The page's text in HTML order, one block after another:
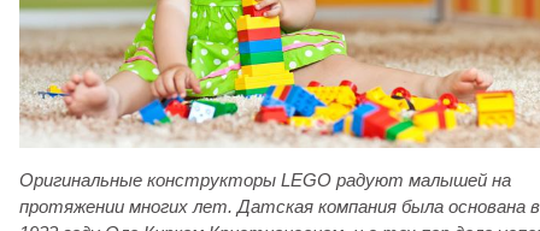
Оригинальные конструкторы LEGO радуют малышей на
протяжении многих лет. Датская компания была основана в